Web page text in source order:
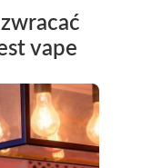
vape